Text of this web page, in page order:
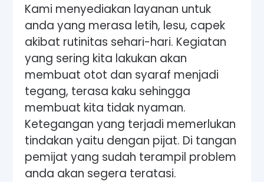
Kami menyediakan layanan untuk
anda yang merasa letih, lesu, capek
akibat rutinitas sehari-hari. Kegiatan
yang sering kita lakukan akan
membuat otot dan syaraf menjadi
tegang, terasa kaku sehingga
membuat kita tidak nyaman.
Ketegangan yang terjadi memerlukan
tindakan yaitu dengan pijat. Di tangan
pemijat yang sudah terampil problem
anda akan segera teratasi.